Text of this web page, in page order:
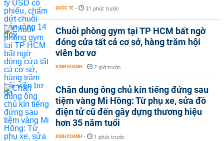
QUỐC TẾ - 31 phút trước
Chuỗi phòng gym tại TP HCM bất ngờ
đóng cửa tất cả cơ sở, hàng trăm hội
viên bơ vơ
KINH DOANH - 2 giờ trước
Chân dung ông chủ kín tiếng đứng sau
tiệm vàng Mi Hồng: Từ phụ xe, sửa đồ
điện tử cũ đến gây dựng thương hiệu
hơn 35 năm tuổi
KINH DOANH - 1 phút trước